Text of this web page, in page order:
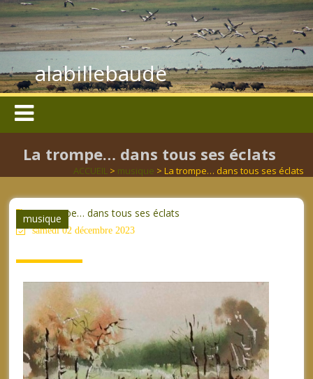
alabillebaude
La trompe… dans tous ses éclats
ACCUEIL> musique > La trompe… dans tous ses éclats
musique
La trompe… dans tous ses éclats
samedi 02 décembre 2023